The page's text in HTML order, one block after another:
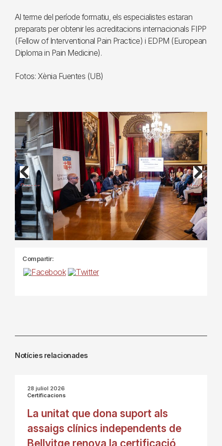
Al terme del període formatiu, els especialistes estaran
preparats per obtenir les acreditacions internacionals FIPP
(Fellow of Interventional Pain Practice) i EDPM (European
Diploma in Pain Medicine).
Fotos: Xènia Fuentes (UB)
Previous Next
Compartir:
Notícies relacionades
28 juliol 2026
Certificacions
La unitat que dona suport als
assaigs clínics independents de
Bellvitge renova la certificació